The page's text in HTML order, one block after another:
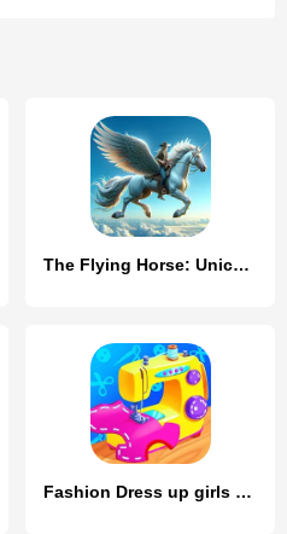
The Flying Horse: Unicorn
Fashion Dress up girls games